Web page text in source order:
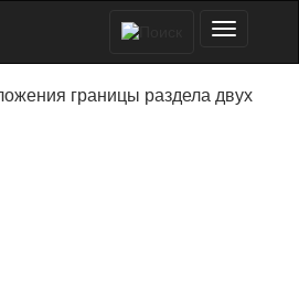
границы раздела двух